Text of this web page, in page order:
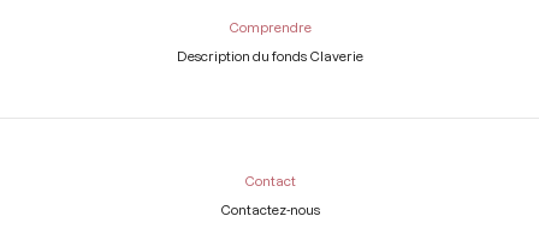
Comprendre
Description du fonds Claverie
Contact
Contactez-nous